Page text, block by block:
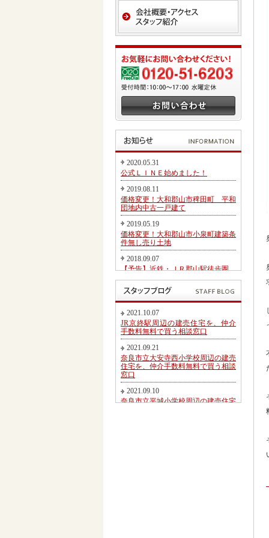
2020.05.31
公式ＬＩＮＥ始めました！
2019.08.11
価格変更！大和郡山市稗田町 平和
団地内中古一戸建て
2019.05.19
価格変更！大和郡山市小泉町建築条
件無し売り土地
2018.09.07
【予告】近鉄・ＪＲ郡山駅徒歩圏、
第２期新規分譲地販売開始のお知ら
せ
2017.05.26
東九条町周辺の建売住宅を、仲介手
数料無料又は割引で買う相談窓口
2017.04.06
大和郡山市冠山町新築一戸建て【価
格変更】になりました！
2017.03.31
大和郡山市にて駅徒歩圏売り土地・
新築一戸建て・建築条件無し売り土
2021.10.07
JR京終駅周辺の建売住宅を、仲介
手数料無料で買う相談窓口
2021.09.21
奈良市立大安寺西小学校周辺の建売
住宅を、仲介手数料無料で買う相談
窓口
2021.09.10
奈良市立平城小学校周辺の建売住宅